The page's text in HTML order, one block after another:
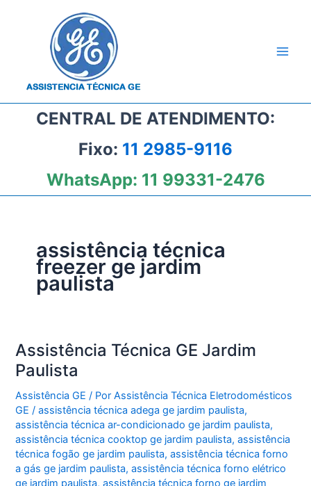
CENTRAL DE ATENDIMENTO:
Fixo: 11 2985-9116
WhatsApp: 11 99331-2476
assistência técnica
freezer ge jardim
paulista
Assistência Técnica GE Jardim
Paulista
Assistência GE / PorAssistência Técnica Eletrodomésticos
GE/assistência técnica adega ge jardim paulista,
assistência técnica ar-condicionado ge jardim paulista,
assistência técnica cooktop ge jardim paulista,assistência
técnica fogão ge jardim paulista,assistência técnica forno
a gás ge jardim paulista,assistência técnica forno elétrico
ge jardim paulista,assistência técnica forno ge jardim